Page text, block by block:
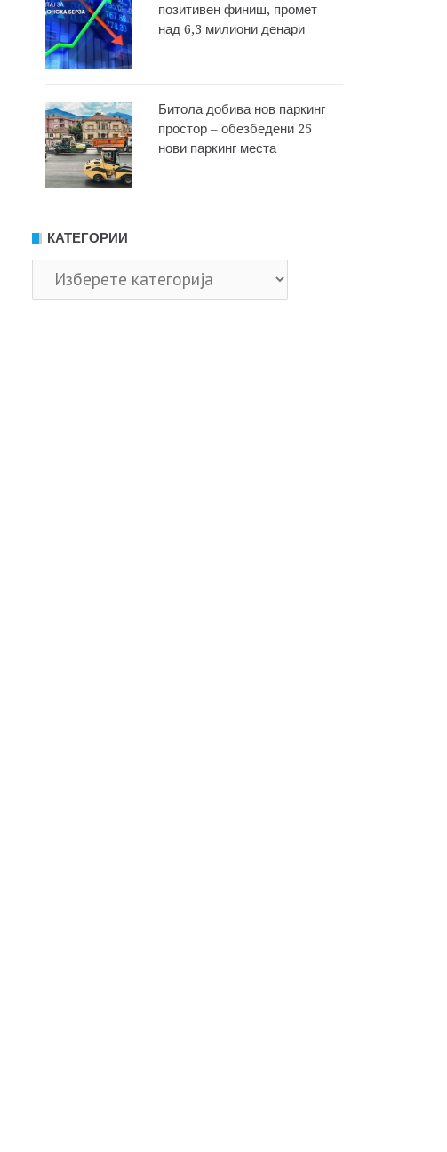
позитивен финиш, промет
над 6,3 милиони денари
Битола добива нов паркинг
простор – обезбедени 25
нови паркинг места
КАТЕГОРИИ
Категории